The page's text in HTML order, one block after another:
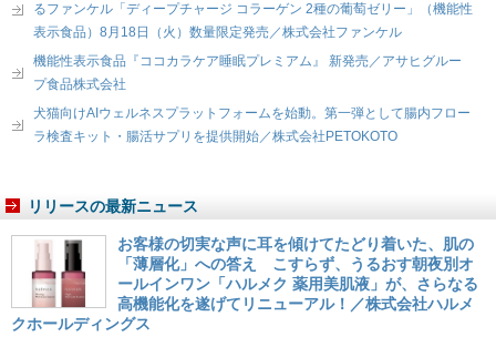
るファンケル「ディープチャージ コラーゲン 2種の葡萄ゼリー」（機能性
表示食品）8月18日（火）数量限定発売／株式会社ファンケル
機能性表示食品『ココカラケア睡眠プレミアム』 新発売／アサヒグルー
プ食品株式会社
犬猫向けAIウェルネスプラットフォームを始動。第一弾として腸内フロー
ラ検査キット・腸活サプリを提供開始／株式会社PETOKOTO
リリースの最新ニュース
お客様の切実な声に耳を傾けてたどり着いた、肌の
「薄層化」への答え こすらず、うるおす朝夜別オ
ールインワン「ハルメク 薬用美肌液」が、さらなる
高機能化を遂げてリニューアル！／株式会社ハルメ
クホールディングス